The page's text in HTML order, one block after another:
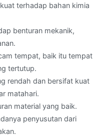
terhadap bahan kimia
benturan mekanik,
tempat, baik itu tempat
tertutup.
rendah dan bersifat kuat
matahari.
material yang baik.
penyusutan dari